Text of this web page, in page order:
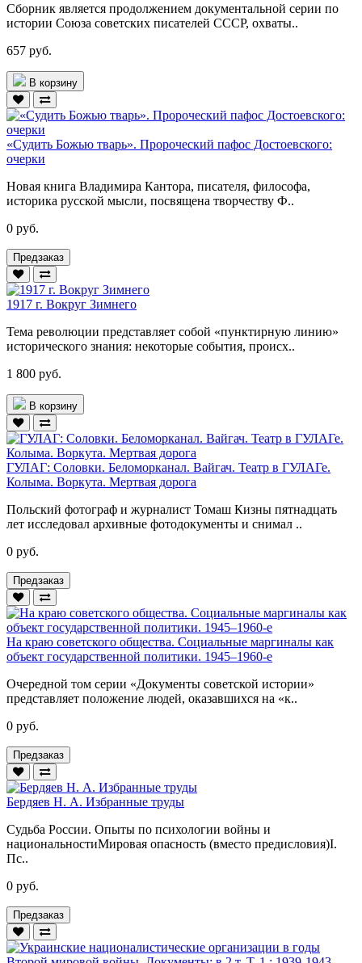
Сборник является продолжением документальной серии по
истории Союза советских писателей СССР, охваты..
657 руб.
В корзину
«Судить Божью тварь». Пророческий пафос Достоевского:
очерки
Новая книга Владимира Кантора, писателя, философа,
историка русской мысли, посвящена творчеству Ф..
0 руб.
Предзаказ
1917 г. Вокруг Зимнего
Тема революции представляет собой «пунктирную линию»
исторического знания: некоторые события, происх..
1 800 руб.
В корзину
ГУЛАГ: Соловки. Беломорканал. Вайгач. Театр в ГУЛАГе.
Колыма. Воркута. Мертвая дорога
Польский фотограф и журналист Томаш Кизны пятнадцать
лет исследовал архивные фотодокументы и снимал ..
0 руб.
Предзаказ
На краю советского общества. Социальные маргиналы как
объект государственной политики. 1945–1960-е
Очередной том серии «Документы советской истории»
представляет положение людей, оказавшихся на «к..
0 руб.
Предзаказ
Бердяев Н. А. Избранные труды
Судьба России. Опыты по психологии войны и
национальностиМировая опасность (вместо предисловия)I.
Пс..
0 руб.
Предзаказ